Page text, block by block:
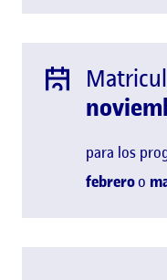
para los
febreroo